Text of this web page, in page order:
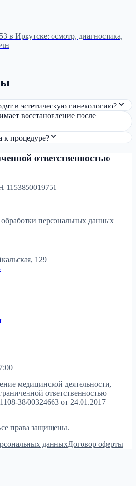
в Иркутске: осмотр, диагностика,
в эстетическую гинекологию?
восстановление после
к процедуре?
ответственностью
персональных данных
129
медицинской деятельности,
ответственностью
38/00324663 от 24.01.2017
права защищены.
данныхДоговор оферты